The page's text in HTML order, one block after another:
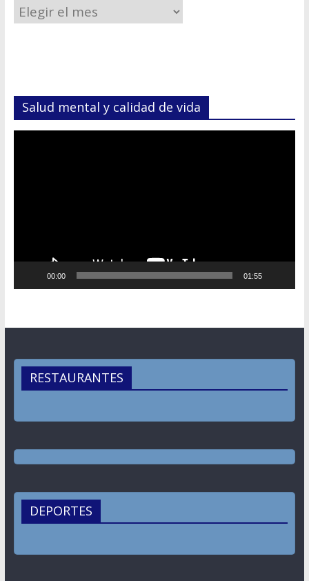
Salud mental y calidad de vida
00:00 01:55
RESTAURANTES
DEPORTES